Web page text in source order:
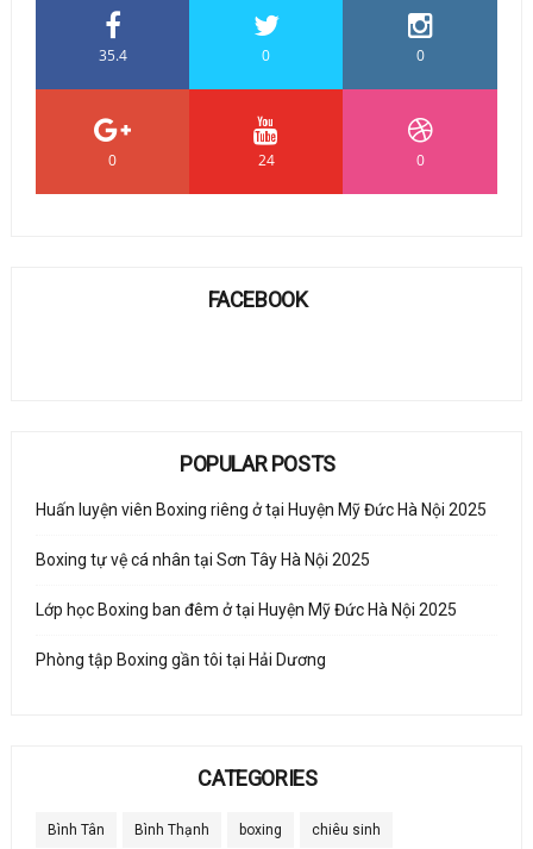
35.4 0 0
0 24 0
FACEBOOK
POPULAR POSTS
Huấn luyện viên Boxing riêng ở tại Huyện Mỹ Đức Hà Nội 2025
Boxing tự vệ cá nhân tại Sơn Tây Hà Nội 2025
Lớp học Boxing ban đêm ở tại Huyện Mỹ Đức Hà Nội 2025
Phòng tập Boxing gần tôi tại Hải Dương
CATEGORIES
Bình Tân Bình Thạnh boxing chiêu sinh